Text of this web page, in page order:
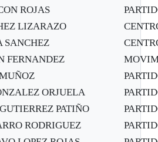
ROJAS
LIZARAZO
SANCHEZ
FERNANDEZ
ORJUELA
PATIÑO
RODRIGUEZ